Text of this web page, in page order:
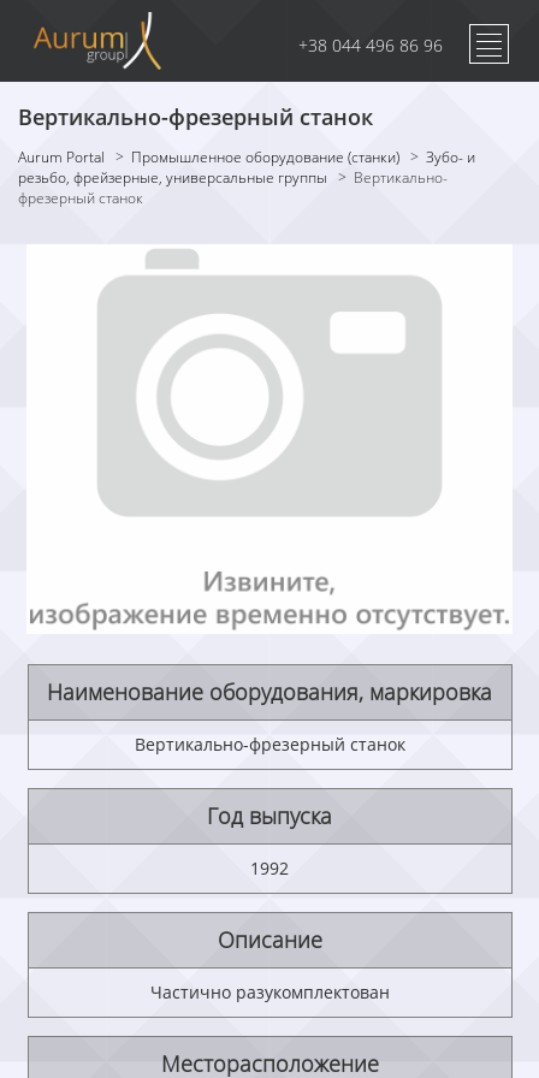
+38 044 496 86 96
Вертикально-фрезерный станок
Aurum Portal > Промышленное оборудование (станки) > Зубо- и
резьбо, фрейзерные, универсальные группы > Вертикально-
фрезерный станок
Наименование оборудования, маркировка
Вертикально-фрезерный станок
Год выпуска
1992
Описание
Частично разукомплектован
Месторасположение